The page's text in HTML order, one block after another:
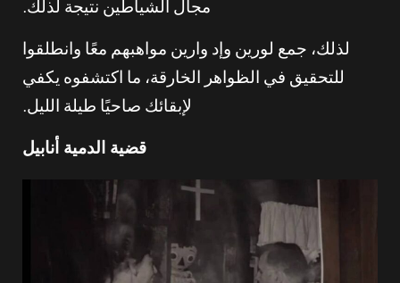
مجال الشياطين نتيجة لذلك.
لذلك، جمع لورين وإد وارين مواهبهم معًا وانطلقوا
للتحقيق في الظواهر الخارقة، ما اكتشفوه يكفي
لإبقائك صاحيًا طيلة الليل.
قضية الدمية أنابيل